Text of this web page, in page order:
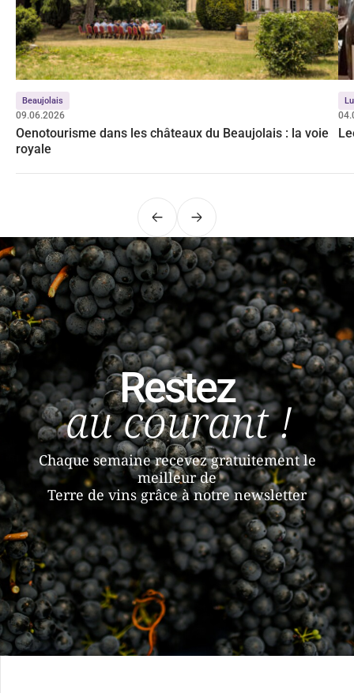
Beaujolais
09.06.2026
Oenotourisme dans les châteaux du Beaujolais : la voie
royale
PrécédentSuivant
Restez
au courant !
Chaque semaine recevez gratuitement le
meilleur de
Terre de vins grâce à notre newsletter